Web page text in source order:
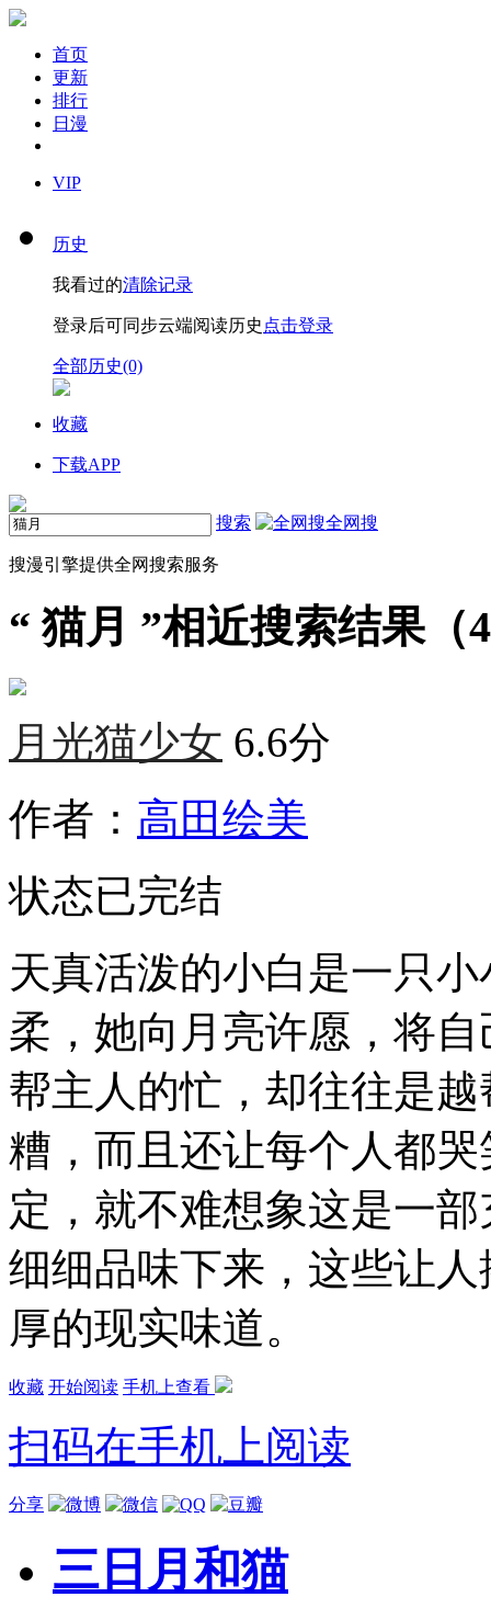
首页
更新
排行
日漫
VIP
历史
我看过的清除记录
登录后可同步云端阅读历史 点击登录
全部历史(0)
收藏
下载APP
搜索 全网搜
搜漫引擎提供全网搜索服务
“ 猫月 ”相近搜索结果（
月光猫少女 6.6分
作者： 高田绘美
状态已完结
天真活泼的小白是一只
柔，她向月亮许愿，将
帮主人的忙，却往往是
糟，而且还让每个人都
定，就不难想象这是一
细细品味下来，这些让
厚的现实味道。
收藏 开始阅读 手机上查看
扫码在手机上阅读
分享
三日月和猫